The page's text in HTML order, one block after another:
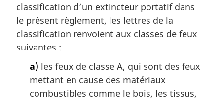
e
m
r
g
classification d’un extincteur portatif dans
le présent règlement, les lettres de la
classification renvoient aux classes de feux
suivantes :
a) les feux de classe A, qui sont des feux
mettant en cause des matériaux
combustibles comme le bois, les tissus,